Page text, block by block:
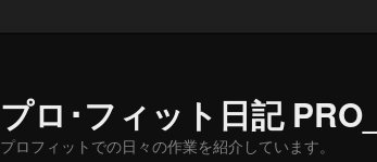
プロ･フィット日記
プロフィットでの日々の作業を紹介しています。